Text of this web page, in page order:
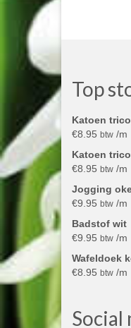
Top
Katoen
€8.95 btw /m
Katoen
€8.95 btw /m
Jogging
€9.95 btw /m
Badstof wit
€9.95 btw /m
Wafeldoek
€8.95 btw /m
Social